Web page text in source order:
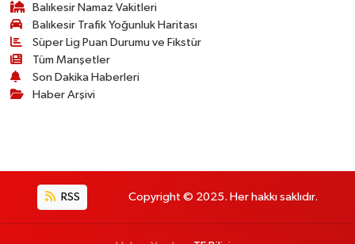
Balıkesir Namaz Vakitleri
Balıkesir Trafik Yoğunluk Haritası
Süper Lig Puan Durumu ve Fikstür
Tüm Manşetler
Son Dakika Haberleri
Haber Arşivi
RSS Copyright © 2025. Her hakkı saklıdır.